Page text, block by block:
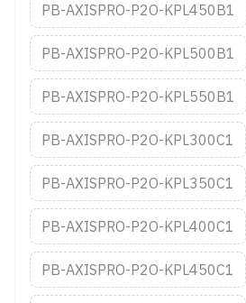
PB-AXISPRO-P2O-KPL450B1
PB-AXISPRO-P2O-KPL500B1
PB-AXISPRO-P2O-KPL550B1
PB-AXISPRO-P2O-KPL300C1
PB-AXISPRO-P2O-KPL350C1
PB-AXISPRO-P2O-KPL400C1
PB-AXISPRO-P2O-KPL450C1